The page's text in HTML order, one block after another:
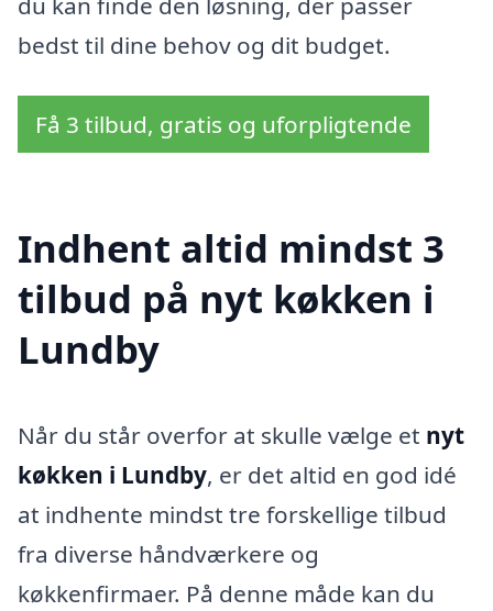
bedst til dine behov og dit budget.
Få 3 tilbud, gratis og uforpligtende
Indhent altid mindst 3
tilbud på nyt køkken i
Lundby
Når du står overfor at skulle vælge et nyt
køkken i Lundby, er det altid en god idé
at indhente mindst tre forskellige tilbud
fra diverse håndværkere og
køkkenfirmaer. På denne måde kan du